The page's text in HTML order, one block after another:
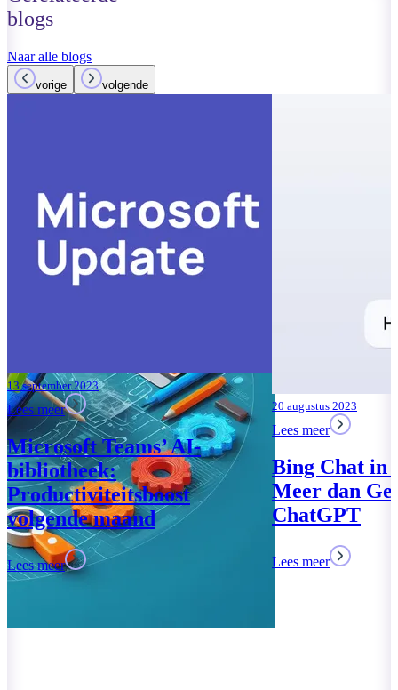
blogs
Naar alle blogs
vorige volgende
20 augustus 2023
Lees meer
Bing Chat in Edge: Veel
Meer dan Gewoon
ChatGPT
Lees meer